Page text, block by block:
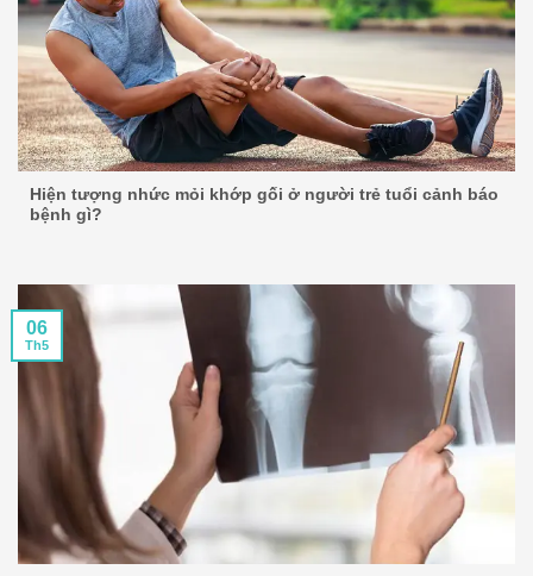
Hiện tượng nhức mỏi khớp gối ở người trẻ tuổi cảnh báo
bệnh gì?
06
Th5